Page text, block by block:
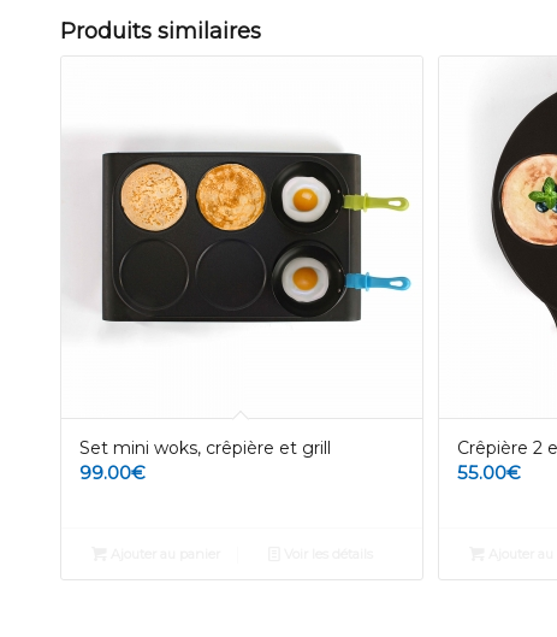
Produits similaires
Set mini woks, crêpière et grill
99.00€
Crêpière 2
55.00€